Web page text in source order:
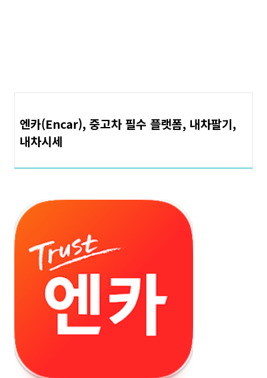
엔카(Encar), 중고차 필수 플랫폼, 내차팔기,
내차시세